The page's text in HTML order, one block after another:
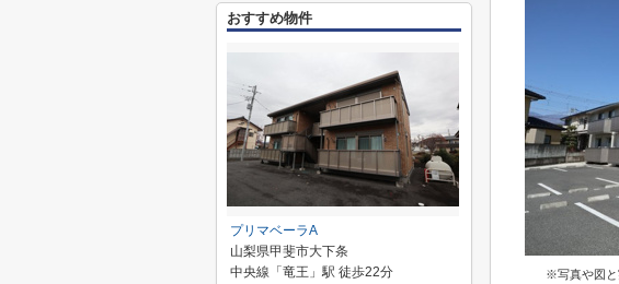
※写真や図と
おすすめ物件
プリマベーラA
山梨県甲斐市大下条
中央線「竜王」駅 徒歩22分